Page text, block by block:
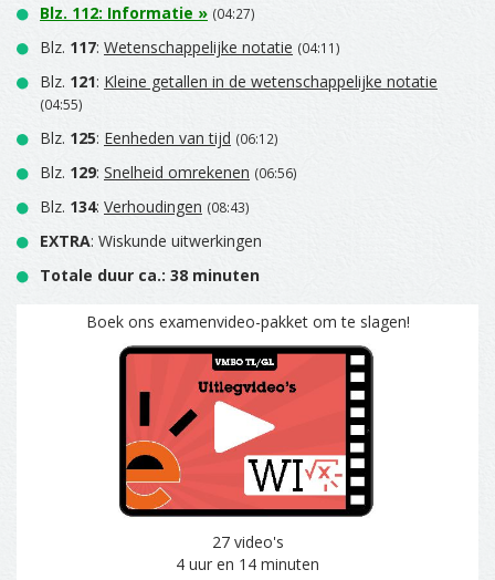
Blz. 112: Informatie » (04:27)
Blz. 117: Wetenschappelijke notatie (04:11)
Blz. 121: Kleine getallen in de wetenschappelijke notatie
(04:55)
Blz. 125: Eenheden van tijd (06:12)
Blz. 129: Snelheid omrekenen (06:56)
Blz. 134: Verhoudingen (08:43)
EXTRA: Wiskunde uitwerkingen
Totale duur ca.: 38 minuten
Boek ons examenvideo-pakket om te slagen!
27 video's
4 uur en 14 minuten